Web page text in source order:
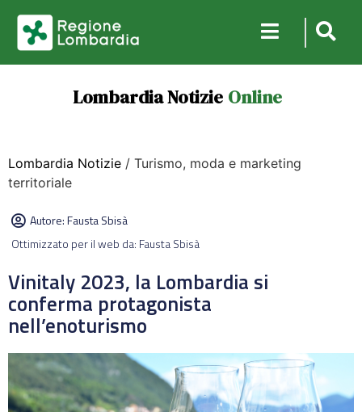
Lombardia Notizie Online
Lombardia Notizie / Turismo, moda e marketing
territoriale
Autore:Fausta Sbisà
Ottimizzato per il web da: Fausta Sbisà
Vinitaly 2023, la Lombardia si
conferma protagonista
nell’enoturismo